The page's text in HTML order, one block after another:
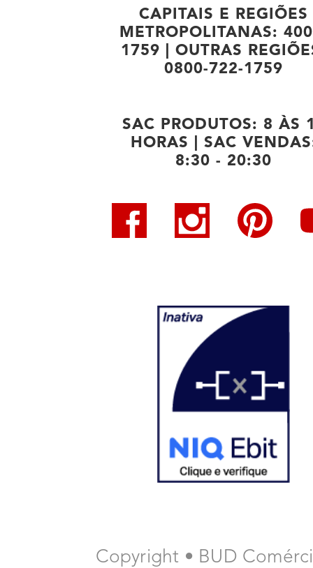
CAPITAIS E REGIÕES
METROPOLITANAS:
1759 | OUTRAS
0800-722-1759
SAC PRODUTOS: 8 ÀS
HORAS | SAC
8:30 - 20:30
Copyright • BUD